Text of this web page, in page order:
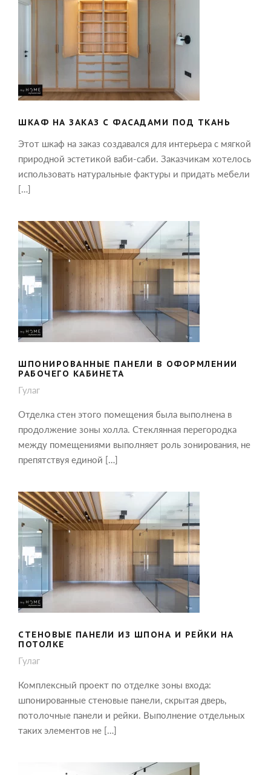
ШКАФ НА ЗАКАЗ С ФАСАДАМИ ПОД
ТКАНЬ
ШКАФ НА ЗАКАЗ С ФАСАДАМИ ПОД ТКАНЬ
Этот шкаф на заказ создавался для интерьера с мягкой
природной эстетикой ваби-саби. Заказчикам хотелось
использовать натуральные фактуры и придать мебели
[…]
ШПОНИРОВАННЫЕ ПАНЕЛИ В
ОФОРМЛЕНИИ РАБОЧЕГО КАБИНЕТА
ШПОНИРОВАННЫЕ ПАНЕЛИ В ОФОРМЛЕНИИ
РАБОЧЕГО КАБИНЕТА
Гулаг
Отделка стен этого помещения была выполнена в
продолжение зоны холла. Стеклянная перегородка
между помещениями выполняет роль зонирования, не
препятствуя единой […]
СТЕНОВЫЕ ПАНЕЛИ ИЗ ШПОНА И
РЕЙКИ НА ПОТОЛКЕ
СТЕНОВЫЕ ПАНЕЛИ ИЗ ШПОНА И РЕЙКИ НА
ПОТОЛКЕ
Гулаг
Комплексный проект по отделке зоны входа:
шпонированные стеновые панели, скрытая дверь,
потолочные панели и рейки. Выполнение отдельных
таких элементов не […]